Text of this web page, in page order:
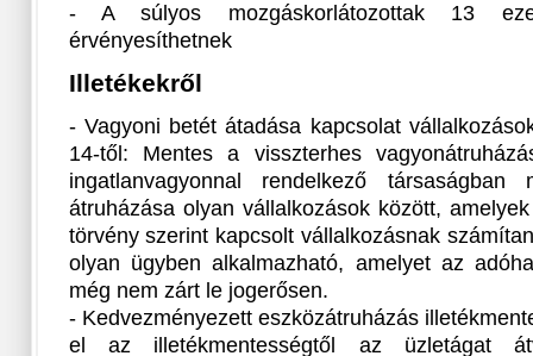
- A súlyos mozgáskorlátozottak 13
érvényesíthetnek
Illetékekről
- Vagyoni betét átadása kapcsolat
14-től: Mentes a visszterhes
ingatlanvagyonnal rendelkező
átruházása olyan vállalkozások között,
törvény szerint kapcsolt vállalkozásnak
olyan ügyben alkalmazható, amelyet az
még nem zárt le jogerősen.
- Kedvezményezett eszközátruházás
el az illetékmentességtől az üzletágat